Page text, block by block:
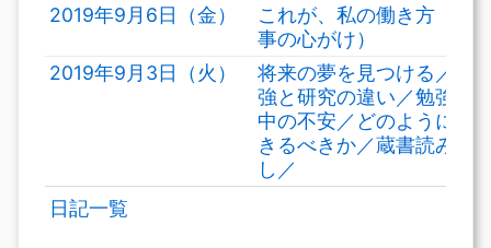
2019年9月6日（金）
これが、私の働き方（仕
事の心がけ）
2019年9月3日（火）
将来の夢を見つける／勉
強と研究の違い／勉強途
中の不安／どのように生
きるべきか／蔵書読み返
し／
日記一覧